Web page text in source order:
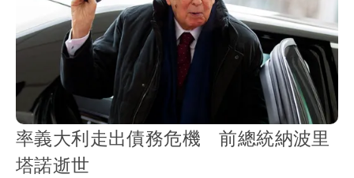
率義大利走出債務危機 前總統納波里
塔諾逝世